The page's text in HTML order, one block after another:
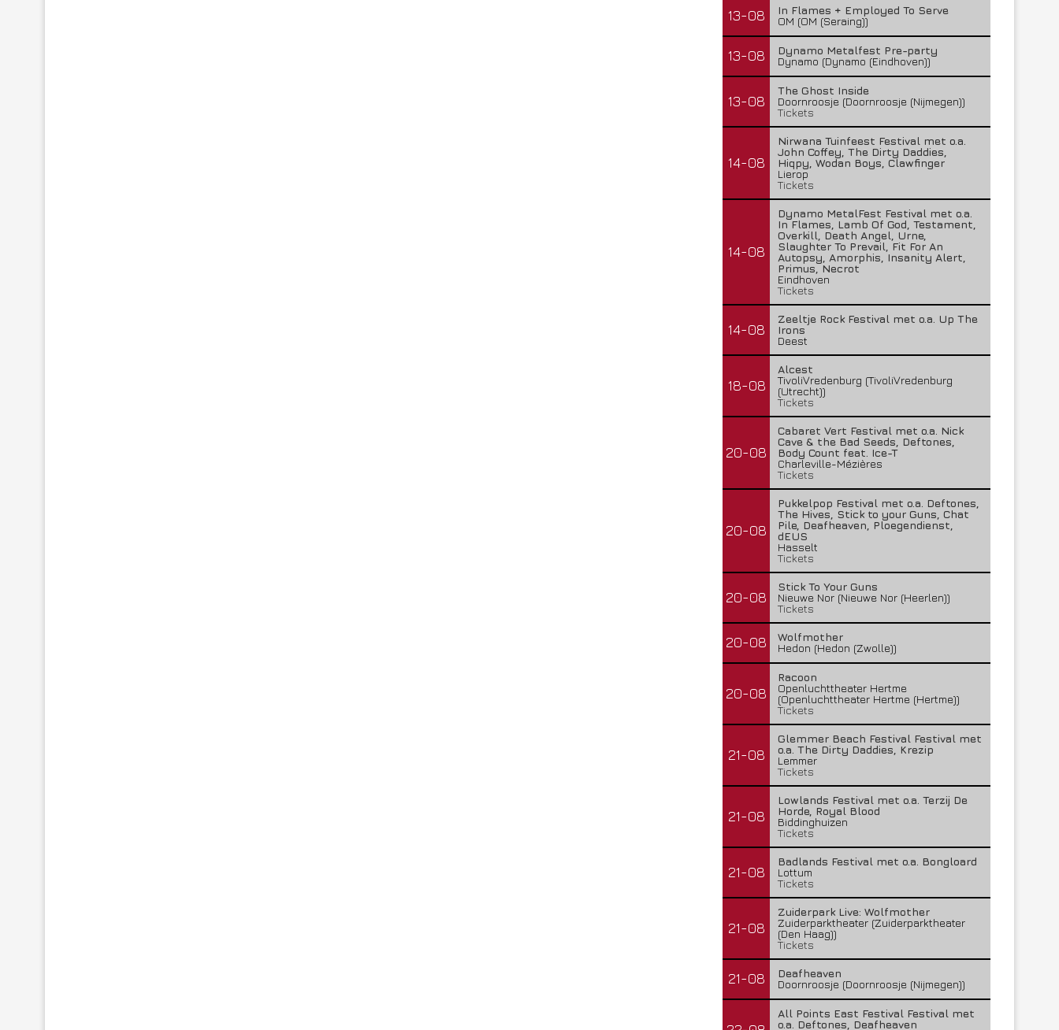
13-08
In Flames + Employed To Serve
OM (OM (Seraing))
13-08
Dynamo Metalfest Pre-party
Dynamo (Dynamo (Eindhoven))
13-08
The Ghost Inside
Doornroosje (Doornroosje (Nijmegen))
Tickets
14-08
Nirwana Tuinfeest Festival met o.a.
John Coffey, The Dirty Daddies,
Hiqpy, Wodan Boys, Clawfinger
Lierop
Tickets
14-08
Dynamo MetalFest Festival met o.a.
In Flames, Lamb Of God, Testament,
Overkill, Death Angel, Urne,
Slaughter To Prevail, Fit For An
Autopsy, Amorphis, Insanity Alert,
Primus, Necrot
Eindhoven
Tickets
14-08
Zeeltje Rock Festival met o.a. Up The
Irons
Deest
18-08
Alcest
TivoliVredenburg (TivoliVredenburg
(Utrecht))
Tickets
20-08
Cabaret Vert Festival met o.a. Nick
Cave & the Bad Seeds, Deftones,
Body Count feat. Ice-T
Charleville-Mézières
Tickets
20-08
Pukkelpop Festival met o.a. Deftones,
The Hives, Stick to your Guns, Chat
Pile, Deafheaven, Ploegendienst,
dEUS
Hasselt
Tickets
20-08
Stick To Your Guns
Nieuwe Nor (Nieuwe Nor (Heerlen))
Tickets
20-08
Wolfmother
Hedon (Hedon (Zwolle))
20-08
Racoon
Openluchttheater Hertme
(Openluchttheater Hertme (Hertme))
Tickets
21-08
Glemmer Beach Festival Festival met
o.a. The Dirty Daddies, Krezip
Lemmer
Tickets
21-08
Lowlands Festival met o.a. Terzij De
Horde, Royal Blood
Biddinghuizen
Tickets
21-08
Badlands Festival met o.a. Bongloard
Lottum
Tickets
21-08
Zuiderpark Live: Wolfmother
Zuiderparktheater (Zuiderparktheater
(Den Haag))
Tickets
21-08
Deafheaven
Doornroosje (Doornroosje (Nijmegen))
All Points East Festival Festival met
o.a. Deftones, Deafheaven